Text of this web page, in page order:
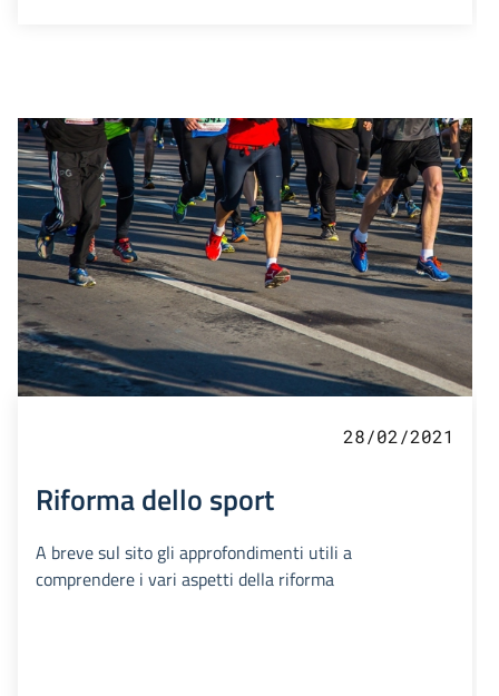
28/02/2021
Riforma dello sport
A breve sul sito gli approfondimenti utili a
comprendere i vari aspetti della riforma